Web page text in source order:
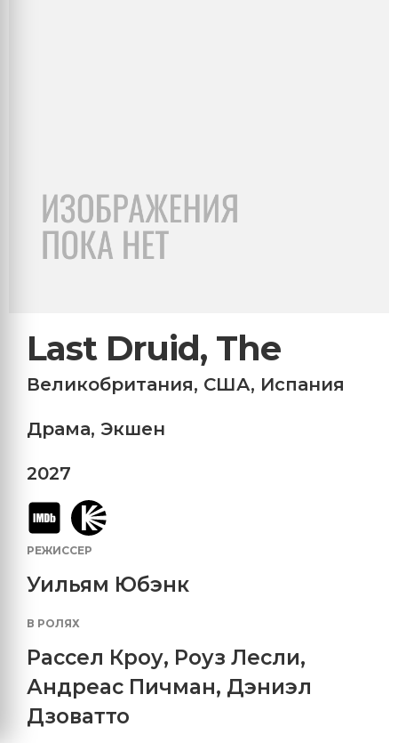
Last Druid, The
Великобритания, США, Испания
Драма, Экшен
2027
РЕЖИССЕР
Уильям Юбэнк
В РОЛЯХ
Рассел Кроу, Роуз Лесли,
Андреас Пичман, Дэниэл
Дзоватто